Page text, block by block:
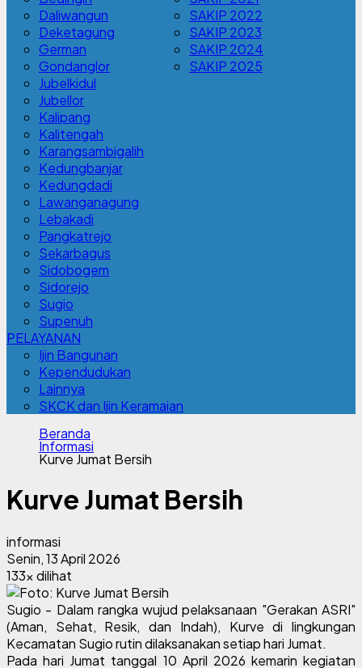
Daliwangun
Deketagung
German
Gondanglor
Jubelkidul
Jubellor
Kalipang
Kalitengah
Karangsambigalih
Kedungbanjar
Kedungdadi
Lawanganagung
Lebakadi
Pangkatrejo
Sekarbagus
Sidobogem
Sidorejo
Sugio
Supenuh
SAKIP 2022
SAKIP 2023
SAKIP 2024
SAKIP 2025
PELAYANAN
Ijin Bangunan
Kependudukan
Lainnya
SKCK dan Ijin Keramaian
Beranda
Informasi
Kurve Jumat Bersih
Kurve Jumat Bersih
informasi
Senin, 13 April 2026
133x dilihat
Sugio - Dalam rangka wujud pelaksanaan "Gerakan ASRI"
(Aman, Sehat, Resik, dan Indah), Kurve di lingkungan
Kecamatan Sugio rutin dilaksanakan setiap hari Jumat.
Pada hari Jumat tanggal 10 April 2026 kemarin kegiatan